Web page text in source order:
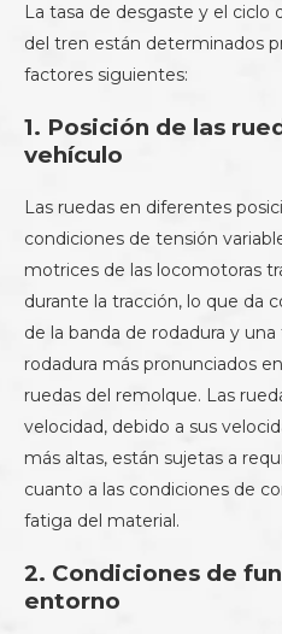
La tasa de desgaste y el ciclo
del tren están determinados
factores siguientes:
1. Posición de las
vehículo
Las ruedas en diferentes
condiciones de tensión
motrices de las locomotoras
durante la tracción, lo que da
de la banda de rodadura y
rodadura más pronunciados
ruedas del remolque. Las
velocidad, debido a sus
más altas, están sujetas a
cuanto a las condiciones de
fatiga del material.
2. Condiciones de
entorno